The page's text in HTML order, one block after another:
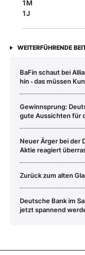
1M
1J
WEITERFÜHRENDE
BaFin schaut bei
hin ‑ das müssen
Gewinnsprung:
gute Aussichten für
Neuer Ärger bei der
Aktie reagiert
Zurück zum alten
Deutsche Bank im
jetzt spannend